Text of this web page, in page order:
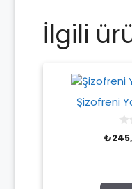
İlgili
Şizofreni
0
o
5
₺